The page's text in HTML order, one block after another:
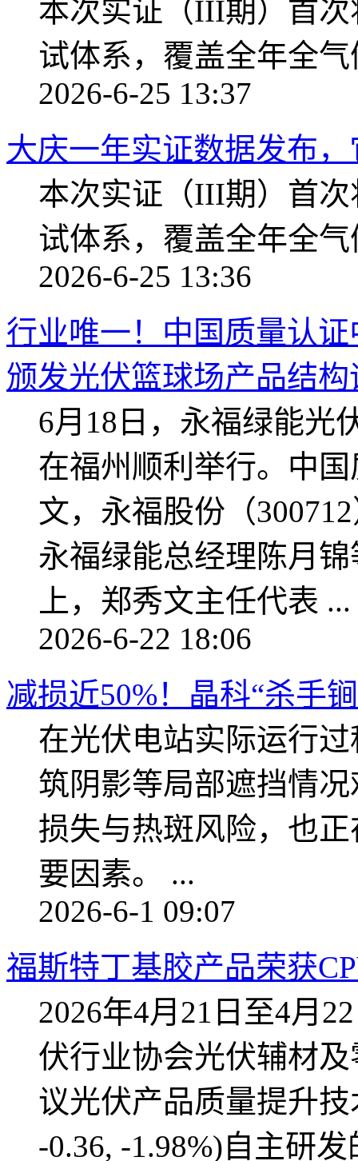
本次实证（III期）首
试体系，覆盖全年全
2026-6-25 13:37
大庆一年实证数据发布
本次实证（III期）首
试体系，覆盖全年全
2026-6-25 13:36
行业唯一！中国质量认
颁发光伏篮球场产品结构
6月18日，永福绿能光
在福州顺利举行。中
文，永福股份（
永福绿能总经理陈月
上，郑秀文主任代表 ...
2026-6-22 18:06
减损近50%！晶科“杀手
在光伏电站实际运行
筑阴影等局部遮挡情
损失与热斑风险，也
要因素。 ...
2026-6-1 09:07
福斯特丁基胶产品荣获
2026年4月21日至4月
伏行业协会光伏辅材
议光伏产品质量提升
-0.36, -1.98%)自主研